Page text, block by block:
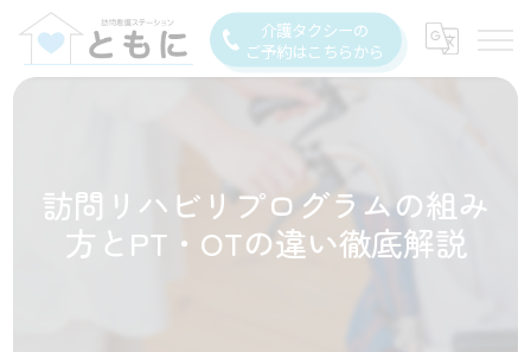
介護タクシーの
ご予約はこちらから
訪問リハビリプログラムの組み
方とPT・OTの違い徹底解説